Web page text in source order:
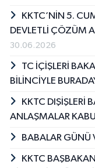
KKTC’NİN 5.
DEVLETLİ ÇÖZÜM
30.06.2026
TC İÇİŞLERİ
BİLİNCİYLE
KKTC DIŞİŞLERİ
ANLAŞMALAR
BABALAR GÜNÜ
KKTC